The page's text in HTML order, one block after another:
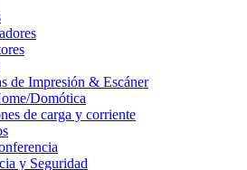
de Impresión & Escáner
Domótica
de carga y corriente
y Seguridad